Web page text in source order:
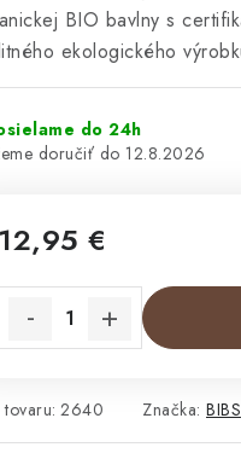
BIO bavlny s
ekologického
do 24h
12.8.2026
12,95 €
2640 Značka: BIBS